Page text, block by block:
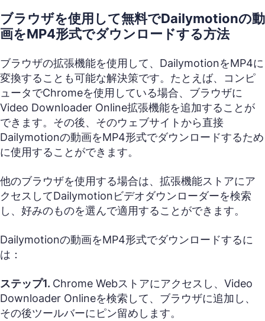
ブラウザを使用して無料でDailymotionの動
画をMP4形式でダウンロードする方法
ブラウザの拡張機能を使用して、DailymotionをMP4に
変換することも可能な解決策です。たとえば、コンピ
ュータでChromeを使用している場合、ブラウザに
Video Downloader Online拡張機能を追加することが
できます。その後、そのウェブサイトから直接
Dailymotionの動画をMP4形式でダウンロードするため
に使用することができます。
他のブラウザを使用する場合は、拡張機能ストアにア
クセスしてDailymotionビデオダウンローダーを検索
し、好みのものを選んで適用することができます。
Dailymotionの動画をMP4形式でダウンロードするに
は：
ステップ1. Chrome Webストアにアクセスし、Video
Downloader Onlineを検索して、ブラウザに追加し、
その後ツールバーにピン留めします。